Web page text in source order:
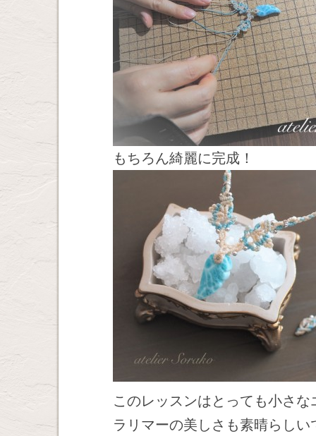
もちろん綺麗に完成！
このレッスンはとっても小さ
ラリマーの美しさも素晴らし